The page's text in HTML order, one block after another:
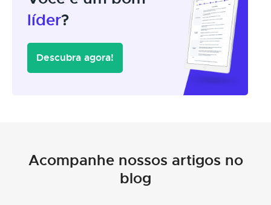
líder?
Descubra agora!
Acompanhe nossos artigos no
blog